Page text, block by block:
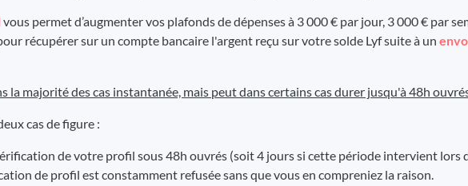
vous permet d’augmenter vos plafonds de dépenses à 3 000 € par jour, 3 000 € par
récupérer sur un compte bancaire l'argent reçu sur votre solde Lyf suite à un
la majorité des cas instantanée, mais peut dans certains cas durer jusqu'à 48h
cas de figure :
de votre profil sous 48h ouvrés (soit 4 jours si cette période intervient lors
de profil est constamment refusée sans que vous en compreniez la raison.